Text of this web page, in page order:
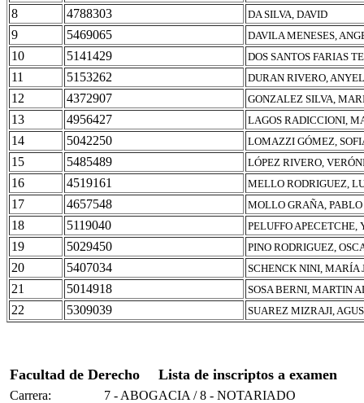
8 4788303 DA SILVA, DAVID
9 5469065 DAVILA MENESES,
10 5141429 DOS SANTOS FARIAS
11 5153262 DURAN RIVERO,
12 4372907 GONZALEZ SILVA,
13 4956427 LAGOS RADICCIONI,
14 5042250 LOMAZZI GÓMEZ,
15 5485489 LÓPEZ RIVERO,
16 4519161 MELLO RODRIGUEZ,
17 4657548 MOLLO GRAÑA,
18 5119040 PELUFFO APECETCHE,
19 5029450 PINO RODRIGUEZ,
20 5407034 SCHENCK NINI, MARÍA
21 5014918 SOSA BERNI, MARTIN
22 5309039 SUAREZ MIZRAJI,
Facultad de Derecho Lista de inscriptos a examen
Carrera:
7 - ABOGACIA / 8 - NOTARIADO